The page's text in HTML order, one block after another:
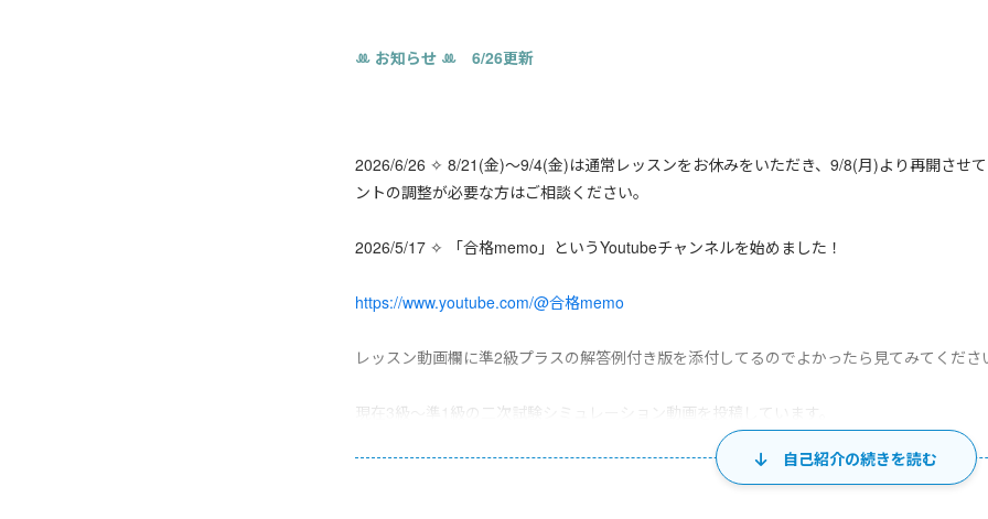
ꔛ︎ お知らせ ꔛ 6/26更新
2026/6/26 ✧ 8/21(金)～9/4(金)は通常レッスンをお休みをいただき、9/8(月)より再開させ
ントの調整が必要な方はご相談ください。
2026/5/17 ✧ 「合格memo」というYoutubeチャンネルを始めました！
https://www.youtube.com/@合格memo
レッスン動画欄に準2級プラスの解答例付き版を添付してるのでよかったら見てみてくださ
現在3級～準1級の二次試験シミュレーション動画を投稿しています。
・面接官に向き合って本番の流れを体験できるシミュレーション動画自己紹介の続きを読む